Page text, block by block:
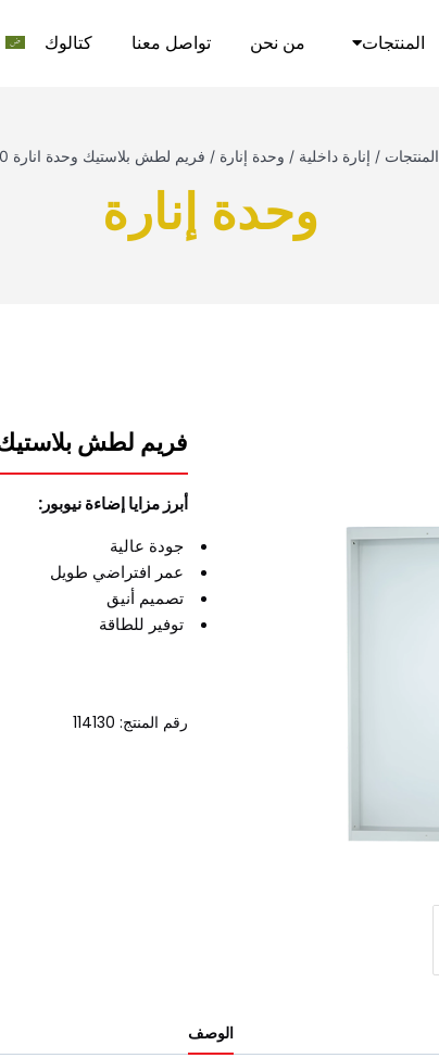
المنتجات من نحن تواصل معنا كتالوك
المنتجات / إنارة داخلية / وحدة إنارة / فريم لطش بلاستيك وحدة انارة 60*60 نيوباور
وحدة إنارة
فريم لطش بلاستيك وحدة
أبرز مزايا إضاءة نيوبور:
جودة عالية
عمر افتراضي طويل
تصميم أنيق
توفير للطاقة
رقم المنتج: 114130
الوصف